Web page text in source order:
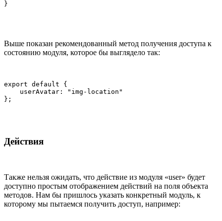
Выше показан рекомендованный метод получения доступа к
состоянию модуля, которое бы выглядело так:
export default {
    userAvatar: "img-location"
Действия
Также нельзя ожидать, что действие из модуля «user» будет
доступно простым отображением действий на поля объекта
методов. Нам бы пришлось указать конкретный модуль, к
которому мы пытаемся получить доступ, например: